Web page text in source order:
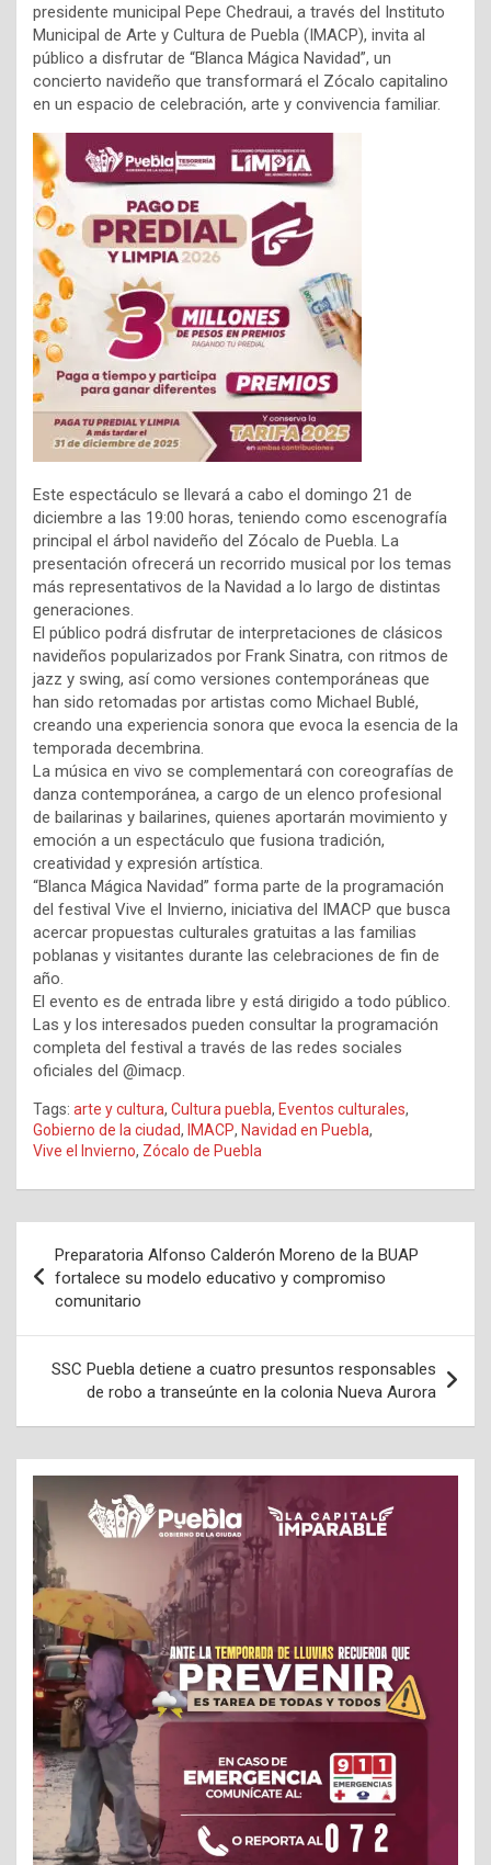
presidente municipal Pepe Chedraui, a través del Instituto
Municipal de Arte y Cultura de Puebla (IMACP), invita al
público a disfrutar de “Blanca Mágica Navidad”, un
concierto navideño que transformará el Zócalo capitalino
en un espacio de celebración, arte y convivencia familiar.
Este espectáculo se llevará a cabo el domingo 21 de
diciembre a las 19:00 horas, teniendo como escenografía
principal el árbol navideño del Zócalo de Puebla. La
presentación ofrecerá un recorrido musical por los temas
más representativos de la Navidad a lo largo de distintas
generaciones.
El público podrá disfrutar de interpretaciones de clásicos
navideños popularizados por Frank Sinatra, con ritmos de
jazz y swing, así como versiones contemporáneas que
han sido retomadas por artistas como Michael Bublé,
creando una experiencia sonora que evoca la esencia de la
temporada decembrina.
La música en vivo se complementará con coreografías de
danza contemporánea, a cargo de un elenco profesional
de bailarinas y bailarines, quienes aportarán movimiento y
emoción a un espectáculo que fusiona tradición,
creatividad y expresión artística.
“Blanca Mágica Navidad” forma parte de la programación
del festival Vive el Invierno, iniciativa del IMACP que busca
acercar propuestas culturales gratuitas a las familias
poblanas y visitantes durante las celebraciones de fin de
año.
El evento es de entrada libre y está dirigido a todo público.
Las y los interesados pueden consultar la programación
completa del festival a través de las redes sociales
oficiales del @imacp.
Tags: arte y cultura, Cultura puebla, Eventos culturales,
Gobierno de la ciudad, IMACP, Navidad en Puebla,
Vive el Invierno, Zócalo de Puebla
de
entradas
Preparatoria Alfonso Calderón Moreno de la BUAP
fortalece su modelo educativo y compromiso
comunitario
SSC Puebla detiene a cuatro presuntos responsables
de robo a transeúnte en la colonia Nueva Aurora